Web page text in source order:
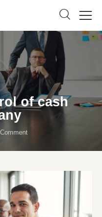
of cash
Comment